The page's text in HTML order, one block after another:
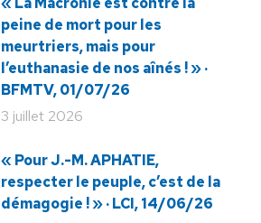
peine de mort pour les
meurtriers, mais pour
l’euthanasie de nos aînés ! » ·
BFMTV, 01/07/26
3 juillet 2026
« Pour J.-M. APHATIE,
respecter le peuple, c’est de la
démagogie ! » · LCI, 14/06/26